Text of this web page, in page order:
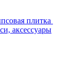
плитка
аксессуары